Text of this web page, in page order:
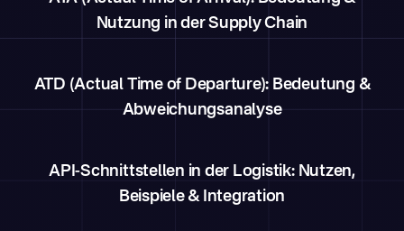
Nutzung in der Supply Chain
ATD (Actual Time of Departure): Bedeutung &
Abweichungsanalyse
API-Schnittstellen in der Logistik: Nutzen,
Beispiele & Integration